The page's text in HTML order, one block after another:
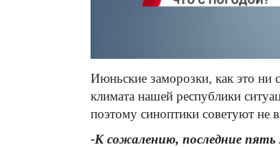
Июньские заморозки, как это ни
климата нашей республики
поэтому синоптики советуют не
-К сожалению, последние